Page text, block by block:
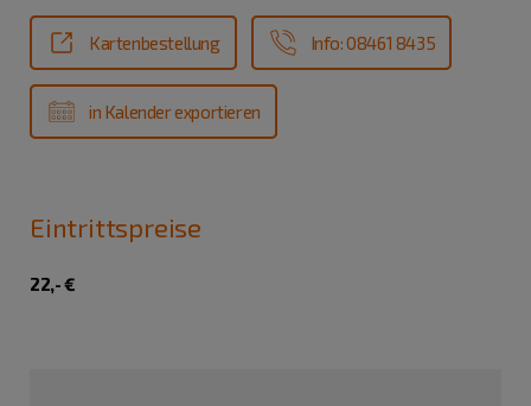
Kartenbestellung Info: 08461 8435
in Kalender exportieren
Eintrittspreise
22,- €